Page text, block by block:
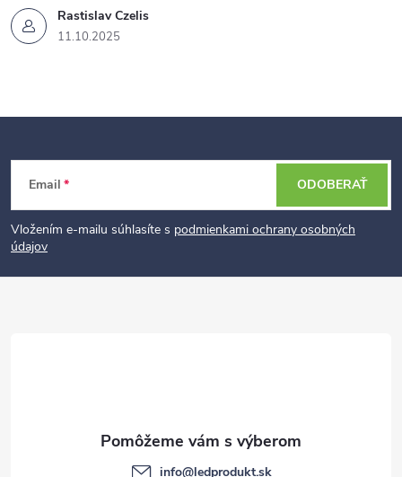
Rastislav Czelis
11.10.2025
t
Email
Vložením e-mailu súhlasíte s podmienkami ochrany osobných
údajov
ODOBERAŤ
info@ledprodukt.sk